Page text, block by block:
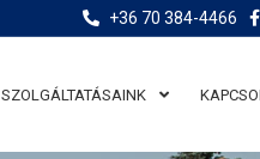
+36 70 384-4466
SZOLGÁLTATÁSAINK